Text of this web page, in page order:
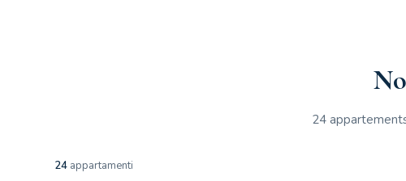
24
24 appartamenti